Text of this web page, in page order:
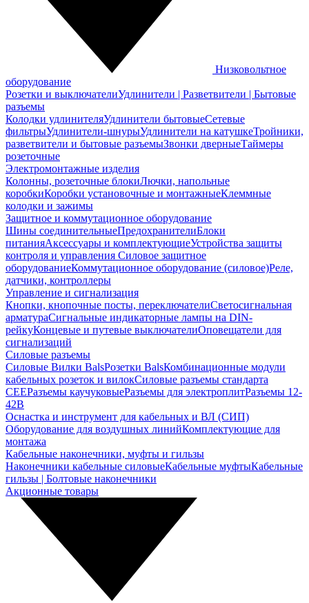
Низковольтное
оборудование
Розетки и выключателиУдлинители | Разветвители | Бытовые
разъемы
Колодки удлинителяУдлинители бытовыеСетевые
фильтрыУдлинители-шнурыУдлинители на катушкеТройники,
разветвители и бытовые разъемыЗвонки дверныеТаймеры
розеточные
Электромонтажные изделия
Колонны, розеточные блокиЛючки, напольные
коробкиКоробки установочные и монтажныеКлеммные
колодки и зажимы
Защитное и коммутационное оборудование
Шины соединительныеПредохранителиБлоки
питанияАксессуары и комплектующиеУстройства защиты
контроля и управления Силовое защитное
оборудованиеКоммутационное оборудование (силовое)Реле,
датчики, контроллеры
Управление и сигнализация
Кнопки, кнопочные посты, переключателиСветосигнальная
арматураСигнальные индикаторные лампы на DIN-
рейкуКонцевые и путевые выключателиОповещатели для
сигнализаций
Силовые разъемы
Силовые Вилки BalsРозетки BalsКомбинационные модули
кабельных розеток и вилокСиловые разъемы стандарта
CEEРазъемы каучуковыеРазъемы для электроплитРазъемы 12-
42В
Оснастка и инструмент для кабельных и ВЛ (СИП)
Оборудование для воздушных линийКомплектующие для
монтажа
Кабельные наконечники, муфты и гильзы
Наконечники кабельные силовыеКабельные муфтыКабельные
гильзы | Болтовые наконечники
Акционные товары